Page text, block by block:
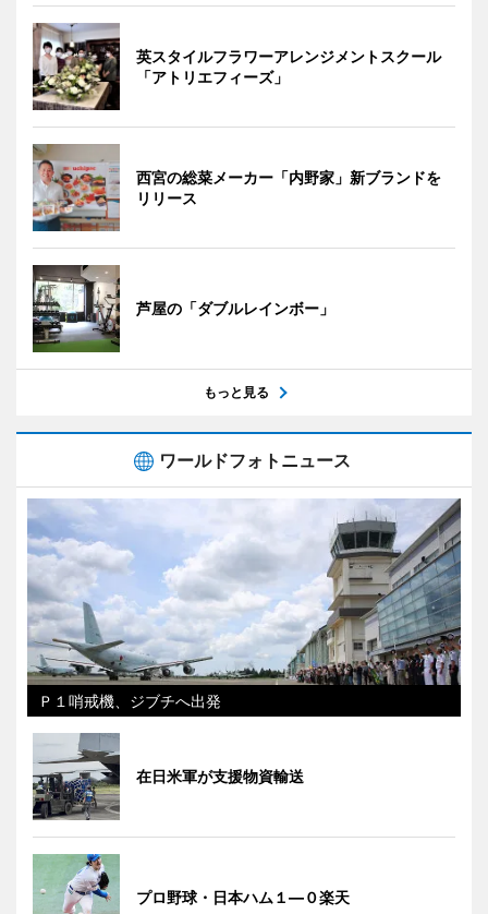
英スタイルフラワーアレンジメントスクール
「アトリエフィーズ」
西宮の総菜メーカー「内野家」新ブランドを
リリース
芦屋の「ダブルレインボー」
もっと見る
ワールドフォトニュース
Ｐ１哨戒機、ジブチへ出発
在日米軍が支援物資輸送
プロ野球・日本ハム１―０楽天